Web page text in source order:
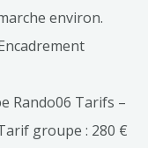
environ.
Rando06 Tarifs –
groupe : 280 €